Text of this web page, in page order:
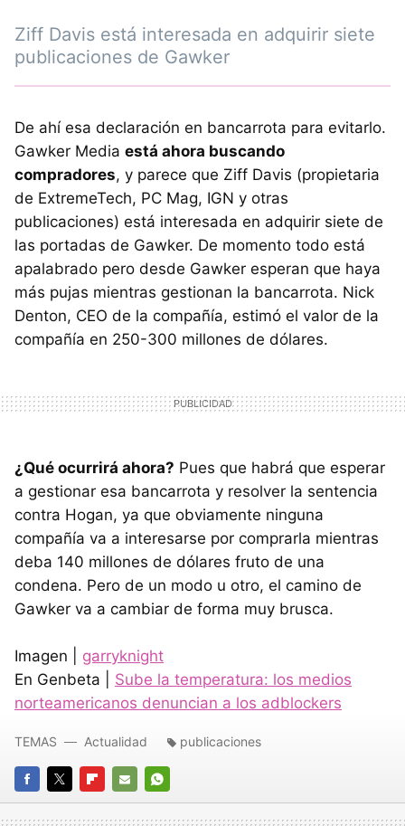
Ziff Davis está interesada en adquirir siete
publicaciones de Gawker
De ahí esa declaración en bancarrota para evitarlo.
Gawker Media está ahora buscando
compradores, y parece que Ziff Davis (propietaria
de ExtremeTech, PC Mag, IGN y otras
publicaciones) está interesada en adquirir siete de
las portadas de Gawker. De momento todo está
apalabrado pero desde Gawker esperan que haya
más pujas mientras gestionan la bancarrota. Nick
Denton, CEO de la compañía, estimó el valor de la
compañía en 250-300 millones de dólares.
¿Qué ocurrirá ahora? Pues que habrá que esperar
a gestionar esa bancarrota y resolver la sentencia
contra Hogan, ya que obviamente ninguna
compañía va a interesarse por comprarla mientras
deba 140 millones de dólares fruto de una
condena. Pero de un modo u otro, el camino de
Gawker va a cambiar de forma muy brusca.
Imagen | garryknight
En Genbeta | Sube la temperatura: los medios
norteamericanos denuncian a los adblockers
FACEBOOK
TWITTERFLIPBOARD
E-
WHATSAPP
TEMAS Actualidad publicaciones